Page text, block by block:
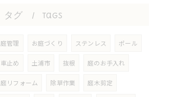
タグ Tags
庭管理 お庭づくり ステンレス ポール
車止め 土浦市 抜根 庭のお手入れ
庭リフォーム 除草作業 庭木剪定